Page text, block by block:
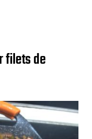
filets de